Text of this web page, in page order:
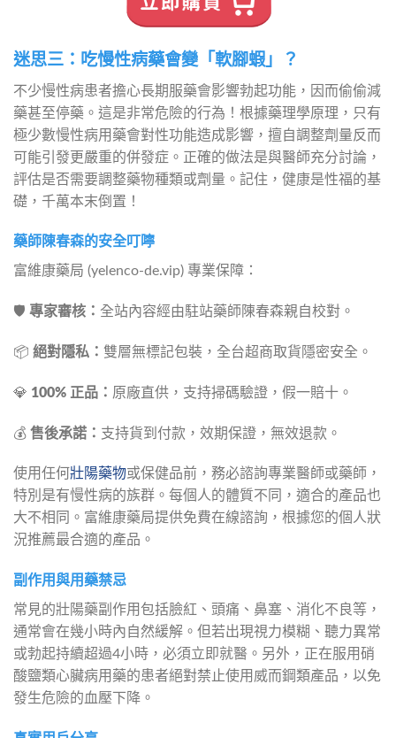
迷思三：吃慢性病藥會變「軟腳蝦」？
不少慢性病患者擔心長期服藥會影響勃起功能，因而偷偷減
藥甚至停藥。這是非常危險的行為！根據藥理學原理，只有
極少數慢性病用藥會對性功能造成影響，擅自調整劑量反而
可能引發更嚴重的併發症。正確的做法是與醫師充分討論，
評估是否需要調整藥物種類或劑量。記住，健康是性福的基
礎，千萬本末倒置！
藥師陳春森的安全叮嚀
富維康藥局 (yelenco-de.vip) 專業保障：
🛡️ 專家審核： 全站內容經由駐站藥師陳春森親自校對。
📦 絕對隱私： 雙層無標記包裝，全台超商取貨隱密安全。
💎 100% 正品： 原廠直供，支持掃碼驗證，假一賠十。
💰 售後承諾： 支持貨到付款，效期保證，無效退款。
使用任何 壯陽藥物或保健品前，務必諮詢專業醫師或藥師，
特別是有慢性病的族群。每個人的體質不同，適合的產品也
大不相同。富維康藥局提供免費在線諮詢，根據您的個人狀
況推薦最合適的產品。
副作用與用藥禁忌
常見的壯陽藥副作用包括臉紅、頭痛、鼻塞、消化不良等，
通常會在幾小時內自然緩解。但若出現視力模糊、聽力異常
或勃起持續超過4小時，必須立即就醫。另外，正在服用硝
酸鹽類心臟病用藥的患者絕對禁止使用威而鋼類產品，以免
發生危險的血壓下降。